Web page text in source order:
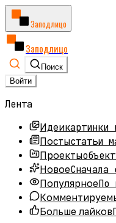
Заподлицо
Заподлицо
Поиск
Войти
Лента
Идеикартинки
Постыстатьи
Проекты
НовоеСначала
ПопулярноеПо
Больше лайков